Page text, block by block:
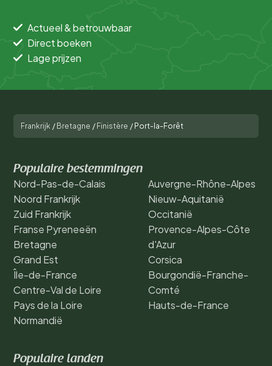
Actueel & betrouwbaar
Direct boeken
Lage prijzen
Frankrijk / Bretagne / Finistère / Port-la-Forêt
Populaire bestemmingen
Nord-Pas-de-Calais
Noord Frankrijk
Zuid Frankrijk
Franse Pyreneeën
Bretagne
Grand Est
Île-de-France
Centre-Val de Loire
Pays de la Loire
Normandië
Auvergne-Rhône-Alpes
Nieuw-Aquitanië
Occitanië
Provence-Alpes-Côte
d'Azur
Corsica
Bourgondië-Franche-
Comté
Hauts-de-France
Populaire landen